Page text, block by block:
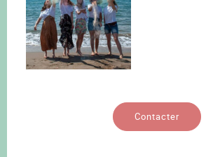
Contacter